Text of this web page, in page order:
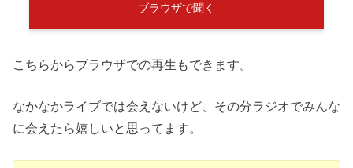
ブラウザで聞く
こちらからブラウザでの再生もできます。
なかなかライブでは会えないけど、その分ラジオでみんな
に会えたら嬉しいと思ってます。